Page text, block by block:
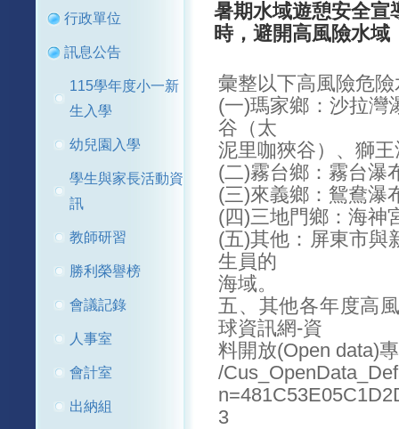
行政單位
訊息公告
115學年度小一新
生入學
幼兒園入學
學生與家長活動資
訊
教師研習
勝利榮譽榜
會議記錄
人事室
會計室
出納組
暑期水域遊憩安全宣
時，避開高風險水域
彙整以下高風險危
(一)瑪家鄉：沙拉灣
谷（太
泥里咖狹谷）、獅
(二)霧台鄉：霧台瀑
(三)來義鄉：鴛鴦瀑
(四)三地門鄉：海神
(五)其他：屏東市與
生員的
海域。
五、其他各年度高
球資訊網-資
料開放(Open data)
/
3